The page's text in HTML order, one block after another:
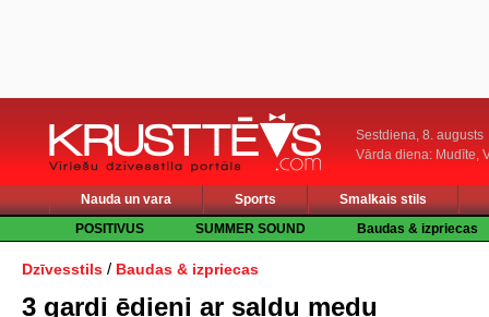
Sestdiena, 8. augusts
Vārda diena: Mudīte,
Nauda un vara Sports
Smalkais stils
POSITIVUS
SUMMER SOUND Baudas & izpriecas
Dzīvesstils / Baudas & izpriecas
3 gardi ēdieni ar saldu medu